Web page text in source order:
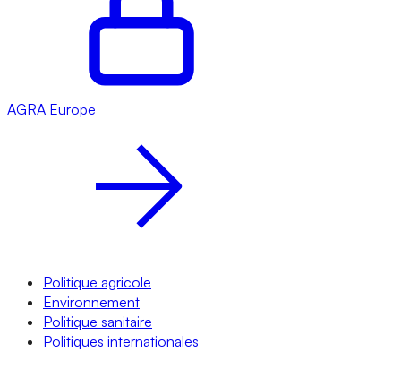
AGRA Europe
Politique agricole
Environnement
Politique sanitaire
Politiques internationales